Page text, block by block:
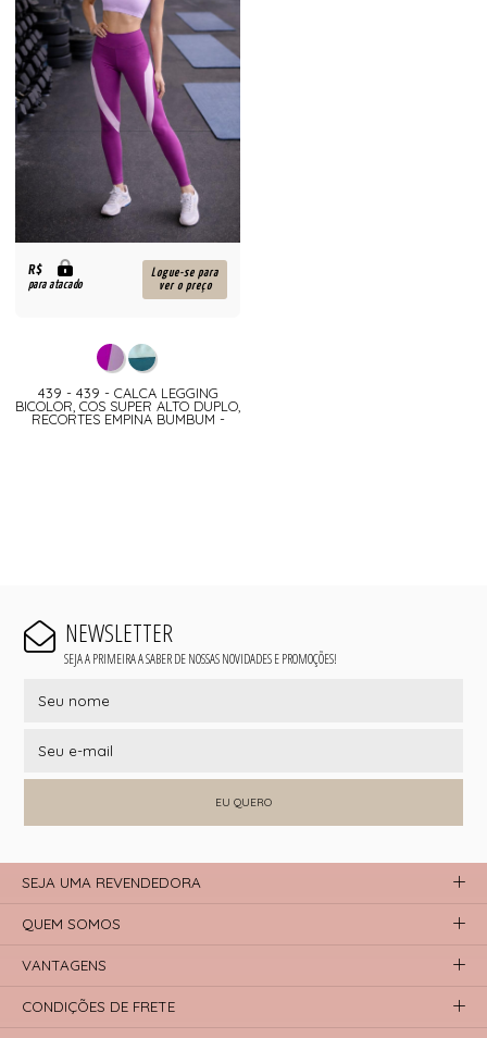
R$
para atacado
Logue-se para
ver o preço
439 - 439 - CALCA LEGGING
BICOLOR, COS SUPER ALTO DUPLO,
RECORTES EMPINA BUMBUM -
NEWSLETTER
SEJA A PRIMEIRA A SABER DE NOSSAS NOVIDADES E PROMOÇÕES!
EU QUERO
SEJA UMA REVENDEDORA
QUEM SOMOS
VANTAGENS
CONDIÇÕES DE FRETE